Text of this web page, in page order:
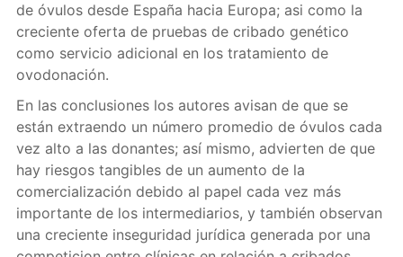
de óvulos desde España hacia Europa; asi como la
creciente oferta de pruebas de cribado genético
como servicio adicional en los tratamiento de
ovodonación.
En las conclusiones los autores avisan de que se
están extraendo un número promedio de óvulos cada
vez alto a las donantes; así mismo, advierten de que
hay riesgos tangibles de un aumento de la
comercialización debido al papel cada vez más
importante de los intermediarios, y también observan
una creciente inseguridad jurídica generada por una